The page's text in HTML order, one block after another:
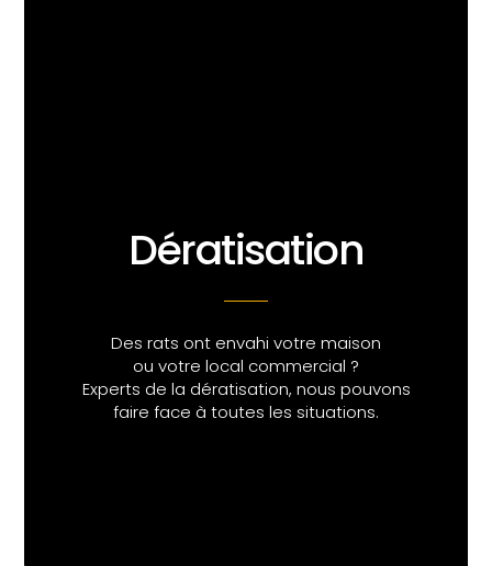
Dératisation
Des rats ont envahi votre maison
ou votre local commercial ?
Experts de la dératisation, nous pouvons
faire face à toutes les situations.